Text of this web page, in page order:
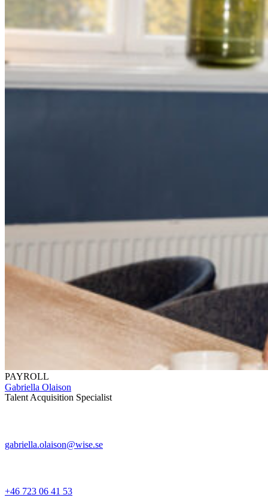
PAYROLL
Gabriella Olaison
Talent Acquisition Specialist
gabriella.olaison@wise.se
+46 723 06 41 53